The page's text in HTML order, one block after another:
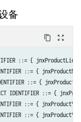
备
content_copy zoom_out_map
::= {
::= {
::= {
IDENTIFIER ::= {
::= {
::= {